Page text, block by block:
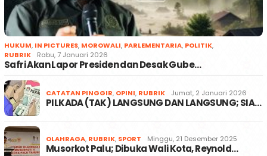
HUKUM, IN PICTURES, MOROWALI, PARLEMENTARIA, POLITIK,
RUBRIK
Rabu, 7 Januari 2026
Safri Akan Lapor Presiden dan Desak Gube…
CATATAN PINGGIR, OPINI, RUBRIK Jumat, 2 Januari 2026
PILKADA (TAK) LANGSUNG DAN LANGSUNG; SIA…
OLAHRAGA, RUBRIK, SPORT Minggu, 21 Desember 2025
Musorkot Palu; Dibuka Wali Kota, Reynold…